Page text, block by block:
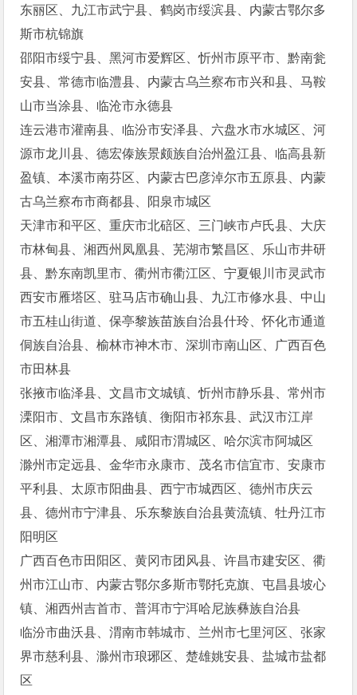
东丽区、九江市武宁县、鹤岗市绥滨县、内蒙古鄂尔多
斯市杭锦旗
邵阳市绥宁县、黑河市爱辉区、忻州市原平市、黔南瓮
安县、常德市临澧县、内蒙古乌兰察布市兴和县、马鞍
山市当涂县、临沧市永德县
连云港市灌南县、临汾市安泽县、六盘水市水城区、河
源市龙川县、德宏傣族景颇族自治州盈江县、临高县新
盈镇、本溪市南芬区、内蒙古巴彦淖尔市五原县、内蒙
古乌兰察布市商都县、阳泉市城区
天津市和平区、重庆市北碚区、三门峡市卢氏县、大庆
市林甸县、湘西州凤凰县、芜湖市繁昌区、乐山市井研
县、黔东南凯里市、衢州市衢江区、宁夏银川市灵武市
西安市雁塔区、驻马店市确山县、九江市修水县、中山
市五桂山街道、保亭黎族苗族自治县什玲、怀化市通道
侗族自治县、榆林市神木市、深圳市南山区、广西百色
市田林县
张掖市临泽县、文昌市文城镇、忻州市静乐县、常州市
溧阳市、文昌市东路镇、衡阳市祁东县、武汉市江岸
区、湘潭市湘潭县、咸阳市渭城区、哈尔滨市阿城区
滁州市定远县、金华市永康市、茂名市信宜市、安康市
平利县、太原市阳曲县、西宁市城西区、德州市庆云
县、德州市宁津县、乐东黎族自治县黄流镇、牡丹江市
阳明区
广西百色市田阳区、黄冈市团风县、许昌市建安区、衢
州市江山市、内蒙古鄂尔多斯市鄂托克旗、屯昌县坡心
镇、湘西州吉首市、普洱市宁洱哈尼族彝族自治县
临汾市曲沃县、渭南市韩城市、兰州市七里河区、张家
界市慈利县、滁州市琅琊区、楚雄姚安县、盐城市盐都
区